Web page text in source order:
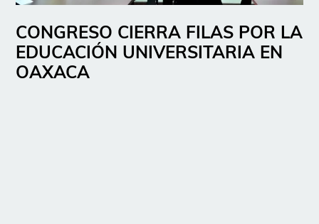
CONGRESO CIERRA FILAS POR LA
EDUCACIÓN UNIVERSITARIA EN
OAXACA